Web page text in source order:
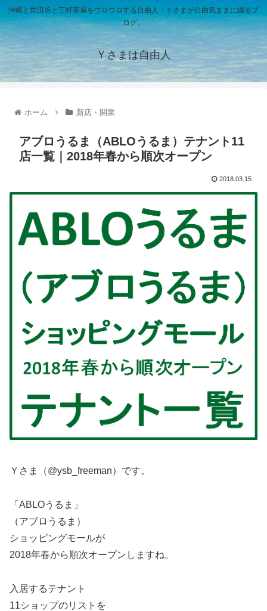
沖縄と世田谷と三軒茶屋をウロウロする自由人・Ｙさまが自由気ままに綴るブ
ログ。
Ｙさまは自由人
ホーム 新店・開業
アブロうるま（ABLOうるま）テナント11
店一覧｜2018年春から順次オープン
2018.03.15
Ｙさま（@ysb_freeman）です。
「ABLOうるま」
（アブロうるま）
ショッピングモールが
2018年春から順次オープンしますね。
入居するテナント
11ショップのリストを